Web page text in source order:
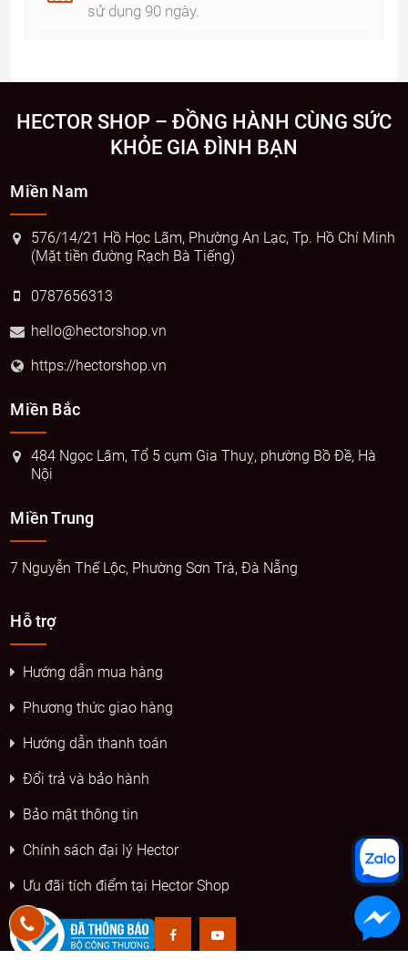
sử dụng 90 ngày.
HECTOR SHOP – ĐỒNG HÀNH CÙNG SỨC
KHỎE GIA ĐÌNH BẠN
Miền Nam
576/14/21 Hồ Học Lãm, Phường An Lạc, Tp. Hồ Chí Minh
(Mặt tiền đường Rạch Bà Tiếng)
0787656313
hello@hectorshop.vn
https://hectorshop.vn
Miền Bắc
484 Ngọc Lâm, Tổ 5 cụm Gia Thuỵ, phường Bồ Đề, Hà
Nội
Miền Trung
7 Nguyễn Thế Lộc, Phường Sơn Trà, Đà Nẵng
Hỗ trợ
Hướng dẫn mua hàng
Phương thức giao hàng
Hướng dẫn thanh toán
Đổi trả và bảo hành
Bảo mật thông tin
Chính sách đại lý Hector
Ưu đãi tích điểm tại Hector Shop